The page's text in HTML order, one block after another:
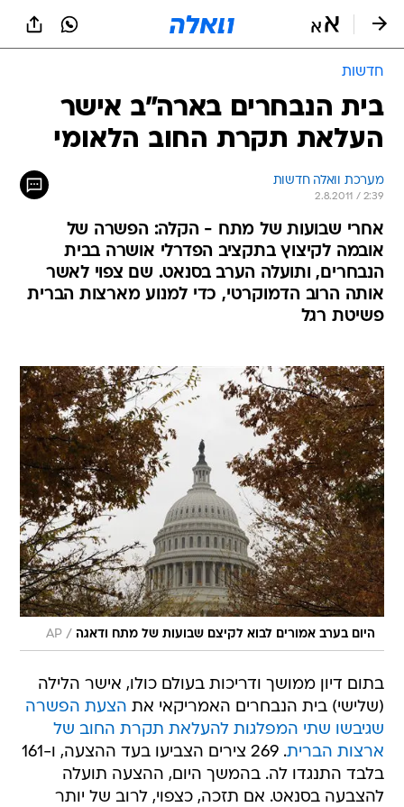
חדשות
בית הנבחרים בארה"ב אישר
העלאת תקרת החוב הלאומי
מערכת וואלה חדשות
2.8.2011 / 2:39
אחרי שבועות של מתח - הקלה: הפשרה של
אובמה לקיצוץ בתקציב הפדרלי אושרה בבית
הנבחרים, ותועלה הערב בסנאט. שם צפוי לאשר
אותה הרוב הדמוקרטי, כדי למנוע מארצות הברית
פשיטת רגל
היום בערב אמורים לבוא לקיצם שבועות של מתח ודאגה /
AP
בתום דיון ממושך ודריכות בעולם כולו, אישר הלילה
(שלישי) בית הנבחרים האמריקאי את הצעת הפשרה
שגיבשו שתי המפלגות להעלאת תקרת החוב של
ארצות הברית
. 269 צירים הצביעו בעד ההצעה, ו-161
בלבד התנגדו לה. בהמשך היום, ההצעה תועלה
להצבעה בסנאט. אם תזכה, כצפוי, לרוב של יותר